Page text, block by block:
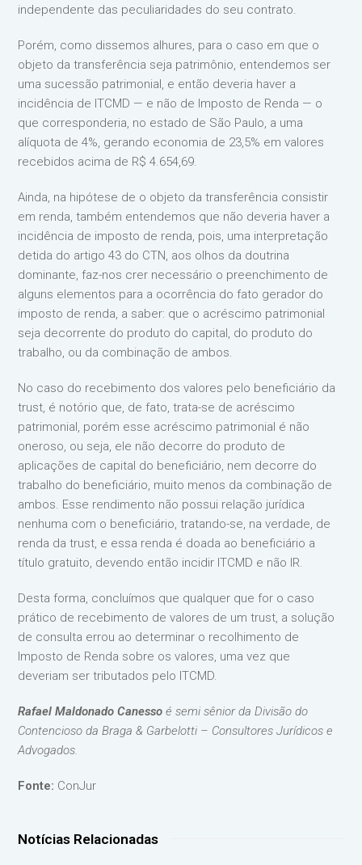
independente das peculiaridades do seu contrato.
Porém, como dissemos alhures, para o caso em que o
objeto da transferência seja patrimônio, entendemos ser
uma sucessão patrimonial, e então deveria haver a
incidência de ITCMD — e não de Imposto de Renda — o
que corresponderia, no estado de São Paulo, a uma
alíquota de 4%, gerando economia de 23,5% em valores
recebidos acima de R$ 4.654,69.
Ainda, na hipótese de o objeto da transferência consistir
em renda, também entendemos que não deveria haver a
incidência de imposto de renda, pois, uma interpretação
detida do artigo 43 do CTN, aos olhos da doutrina
dominante, faz-nos crer necessário o preenchimento de
alguns elementos para a ocorrência do fato gerador do
imposto de renda, a saber: que o acréscimo patrimonial
seja decorrente do produto do capital, do produto do
trabalho, ou da combinação de ambos.
No caso do recebimento dos valores pelo beneficiário da
trust, é notório que, de fato, trata-se de acréscimo
patrimonial, porém esse acréscimo patrimonial é não
oneroso, ou seja, ele não decorre do produto de
aplicações de capital do beneficiário, nem decorre do
trabalho do beneficiário, muito menos da combinação de
ambos. Esse rendimento não possui relação jurídica
nenhuma com o beneficiário, tratando-se, na verdade, de
renda da trust, e essa renda é doada ao beneficiário a
título gratuito, devendo então incidir ITCMD e não IR.
Desta forma, concluímos que qualquer que for o caso
prático de recebimento de valores de um trust, a solução
de consulta errou ao determinar o recolhimento de
Imposto de Renda sobre os valores, uma vez que
deveriam ser tributados pelo ITCMD.
Rafael Maldonado Canesso é semi sênior da Divisão do
Contencioso da Braga & Garbelotti – Consultores Jurídicos e
Advogados.
Fonte: ConJur
Notícias Relacionadas